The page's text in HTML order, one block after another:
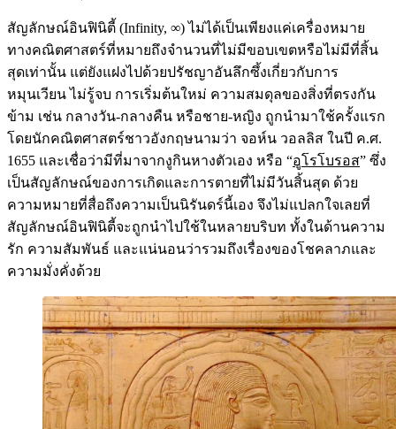
สัญลักษณ์อินฟินิตี้ (Infinity, ∞) ไม่ได้เป็นเพียงแค่เครื่องหมาย
ทางคณิตศาสตร์ที่หมายถึงจำนวนที่ไม่มีขอบเขตหรือไม่มีที่สิ้น
สุดเท่านั้น แต่ยังแฝงไปด้วยปรัชญาอันลึกซึ้งเกี่ยวกับการ
หมุนเวียน ไม่รู้จบ การเริ่มต้นใหม่ ความสมดุลของสิ่งที่ตรงกัน
ข้าม เช่น กลางวัน-กลางคืน หรือชาย-หญิง ถูกนำมาใช้ครั้งแรก
โดยนักคณิตศาสตร์ชาวอังกฤษนามว่า จอห์น วอลลิส ในปี ค.ศ.
1655 และเชื่อว่ามีที่มาจากงูกินหางตัวเอง หรือ “อูโรโบรอส” ซึ่ง
เป็นสัญลักษณ์ของการเกิดและการตายที่ไม่มีวันสิ้นสุด ด้วย
ความหมายที่สื่อถึงความเป็นนิรันดร์นี้เอง จึงไม่แปลกใจเลยที่
สัญลักษณ์อินฟินิตี้จะถูกนำไปใช้ในหลายบริบท ทั้งในด้านความ
รัก ความสัมพันธ์ และแน่นอนว่ารวมถึงเรื่องของโชคลาภและ
ความมั่งคั่งด้วย